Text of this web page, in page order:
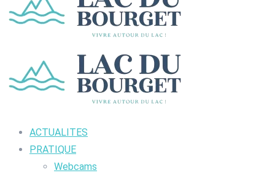
ACTUALITES
PRATIQUE
Webcams